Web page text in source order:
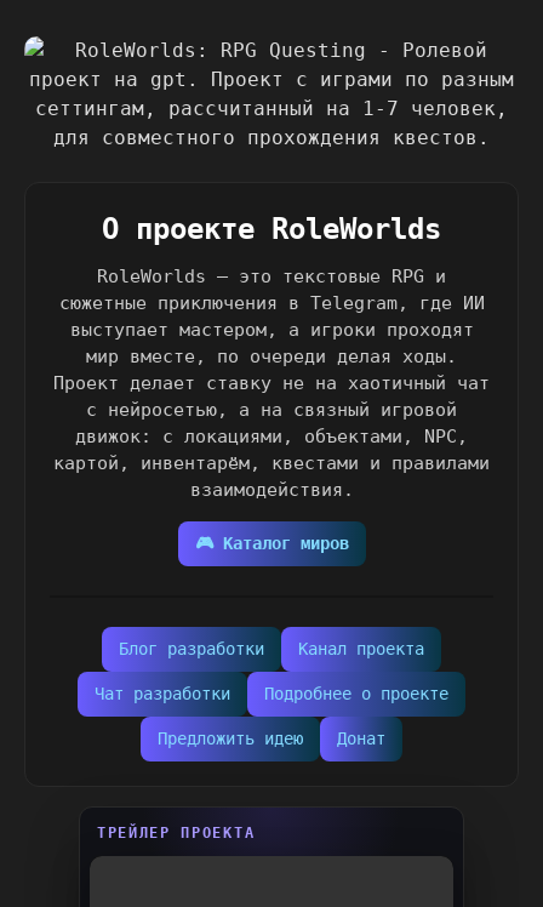
О проекте RoleWorlds
RoleWorlds — это текстовые RPG и
сюжетные приключения в Telegram, где ИИ
выступает мастером, а игроки проходят
мир вместе, по очереди делая ходы.
Проект делает ставку не на хаотичный чат
с нейросетью, а на связный игровой
движок: с локациями, объектами, NPC,
картой, инвентарём, квестами и правилами
взаимодействия.
🎮 Каталог миров
Блог разработки Канал проекта
Чат разработки Подробнее о проекте
Предложить идею Донат
ТРЕЙЛЕР ПРОЕКТА